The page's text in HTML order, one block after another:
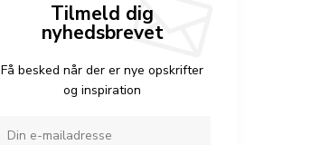
Tilmeld dig
nyhedsbrevet
Få besked når der er nye opskrifter
og inspiration